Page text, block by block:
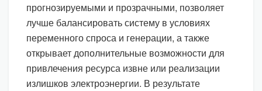
прогнозируемыми и прозрачными, позволяет
лучше балансировать систему в условиях
переменного спроса и генерации, а также
открывает дополнительные возможности для
привлечения ресурса извне или реализации
излишков электроэнергии. В результате